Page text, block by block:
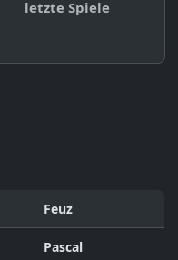
letzte Spiele
Feuz
Pascal